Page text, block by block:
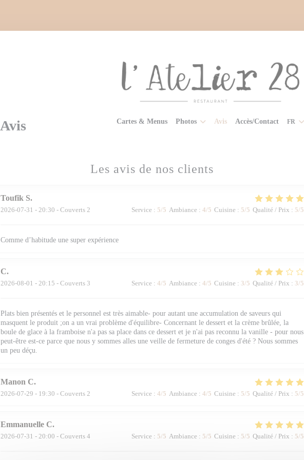
Cartes & Menus Photos Avis Accès/Contact FR
Avis
Les avis de nos clients
Toufik S
2026-07-31 - 20:30 - Couverts 2 Service : 5/5 Ambiance : 4/5 Cuisine : 5/5 Qualité / Prix : 5/5
Comme d’habitude une super expérience
C
2026-08-01 - 20:15 - Couverts 3 Service : 4/5 Ambiance : 4/5 Cuisine : 3/5 Qualité / Prix : 3/5
Plats bien présentés et le personnel est très aimable- pour autant une accumulation de saveurs qui
masquent le produit ;on a un vrai problème d'équilibre- Concernant le dessert et la crème brûlée, la
boule de glace à la framboise n'a pas sa place dans ce dessert et je n'ai pas reconnu la vanille - pour nous
peut-être est-ce parce que nous y sommes alles une veille de fermeture de conges d'été ? Nous sommes
un peu déçu.
Manon C
2026-07-29 - 19:30 - Couverts 2 Service : 4/5 Ambiance : 4/5 Cuisine : 5/5 Qualité / Prix : 5/5
Emmanuelle C
2026-07-31 - 20:00 - Couverts 4 Service : 5/5 Ambiance : 5/5 Cuisine : 5/5 Qualité / Prix : 5/5